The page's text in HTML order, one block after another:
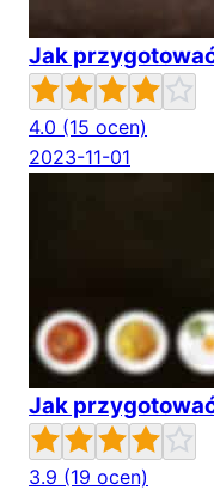
Jak
4.0 (15 ocen)
2023-11-01
Jak
3.9 (19 ocen)